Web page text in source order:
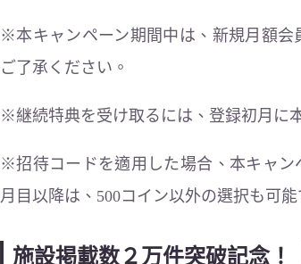
※本キャンペーン期間中は、新規月額会
ご了承ください。
※継続特典を受け取るには、登録初月に
※招待コードを適用した場合、本キャン
月目以降は、500コイン以外の選択も可能
施設掲載数２万件突破記念！